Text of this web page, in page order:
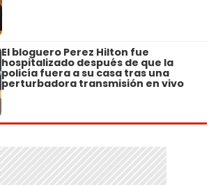
El bloguero Perez Hilton fue
hospitalizado después de que la
policía fuera a su casa tras una
perturbadora transmisión en vivo